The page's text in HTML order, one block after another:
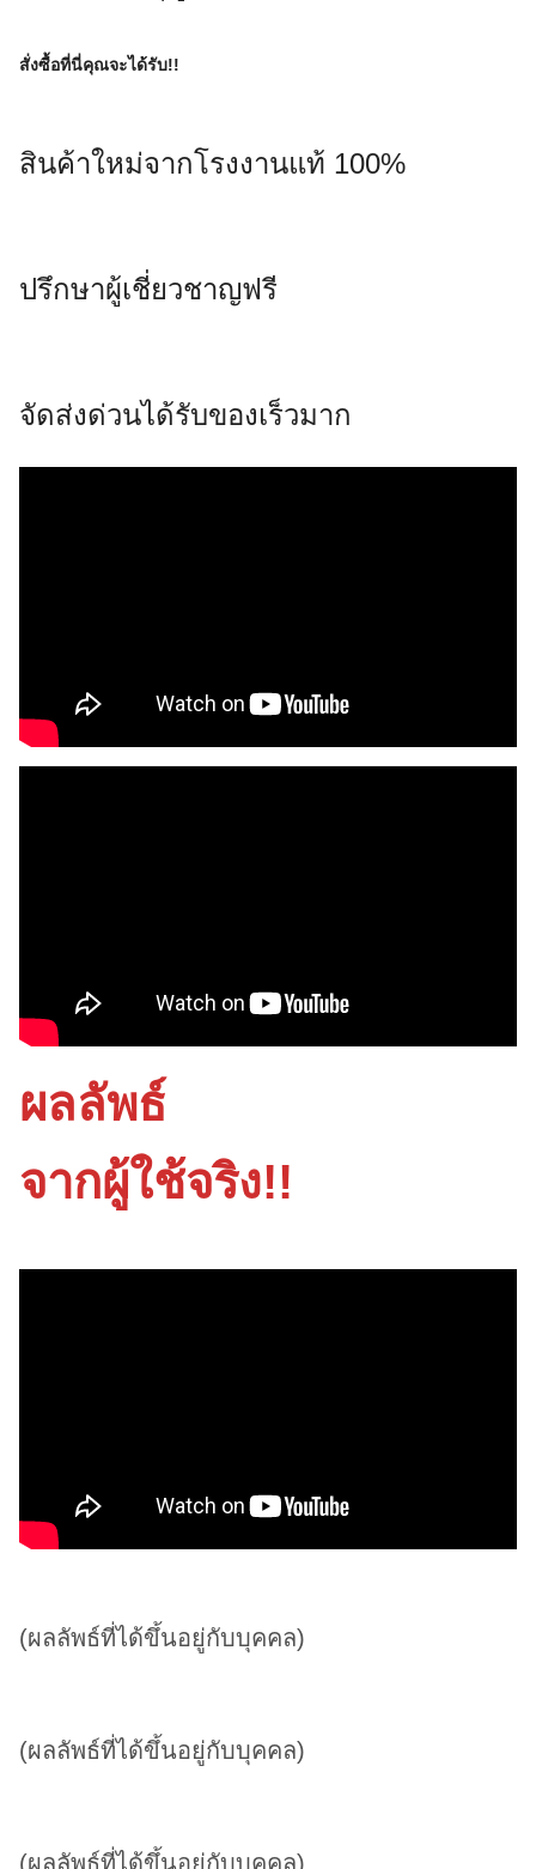
สั่งซื้อที่นี่คุณจะได้รับ!!
สินค้าใหม่จากโรงงานแท้ 100%
ปรึกษาผู้เชี่ยวชาญฟรี
จัดส่งด่วนได้รับของเร็วมาก
ผลลัพธ์
จากผู้ใช้จริง!!
(ผลลัพธ์ที่ได้ขึ้นอยู่กับบุคคล)
(ผลลัพธ์ที่ได้ขึ้นอยู่กับบุคคล)
(ผลลัพธ์ที่ได้ขึ้นอยู่กับบุคคล)